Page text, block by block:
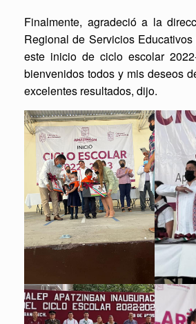
Finalmente, agradeció a la
Regional de Servicios
este inicio de ciclo escolar
bienvenidos todos y mis deseos
excelentes resultados, dijo.